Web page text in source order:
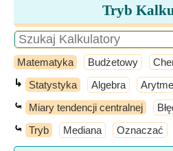
Tryb
Matematyka Budżetowy
↳ Statystyka Algebra
⤿ Miary tendencji centralnej
⤿ Tryb Mediana Oznaczać